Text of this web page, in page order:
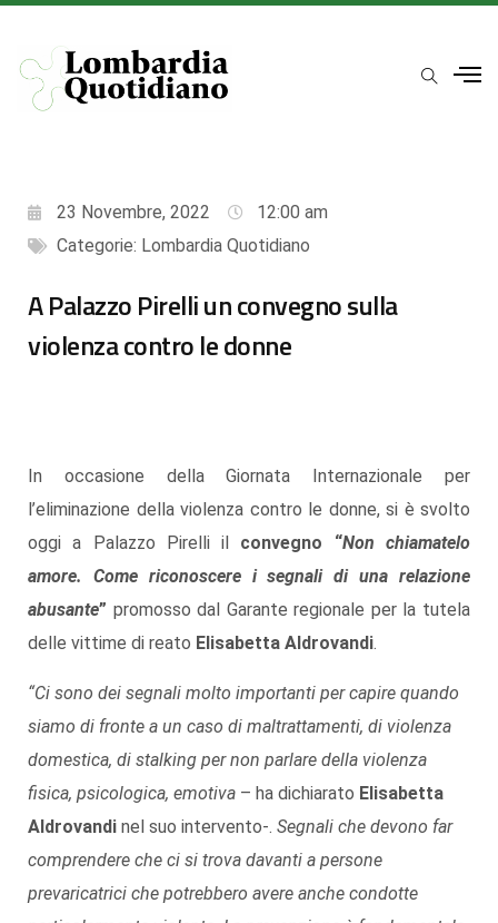
23 Novembre, 2022
12:00 am
Categorie: Lombardia Quotidiano
A Palazzo Pirelli un convegno sulla
violenza contro le donne
In occasione della Giornata Internazionale per
l’eliminazione della violenza contro le donne, si è svolto
oggi a Palazzo Pirelli il convegno “Non chiamatelo
amore. Come riconoscere i segnali di una relazione
abusante” promosso dal Garante regionale per la tutela
delle vittime di reato Elisabetta Aldrovandi.
“Ci sono dei segnali molto importanti per capire quando
siamo di fronte a un caso di maltrattamenti, di violenza
domestica, di stalking per non parlare della violenza
fisica, psicologica, emotiva – ha dichiarato Elisabetta
Aldrovandi nel suo intervento-. Segnali che devono far
comprendere che ci si trova davanti a persone
prevaricatrici che potrebbero avere anche condotte